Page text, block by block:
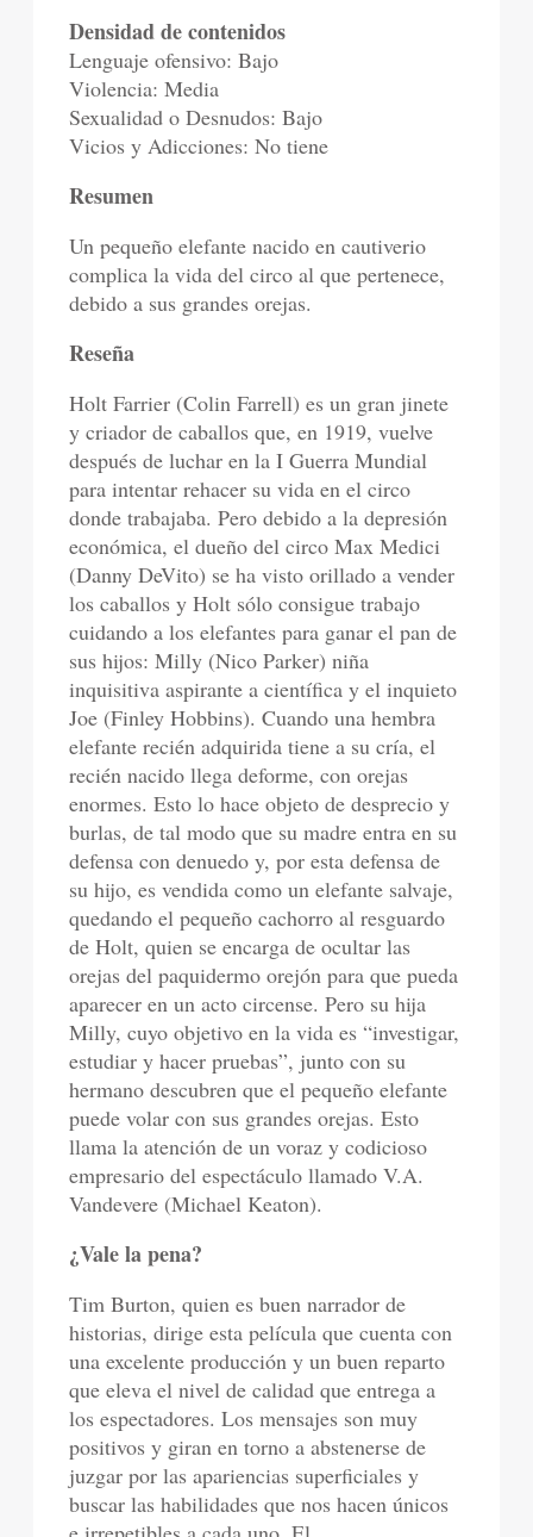
Densidad de contenidos
Lenguaje ofensivo: Bajo
Violencia: Media
Sexualidad o Desnudos: Bajo
Vicios y Adicciones: No tiene
Resumen
Un pequeño elefante nacido en cautiverio
complica la vida del circo al que pertenece,
debido a sus grandes orejas.
Reseña
Holt Farrier (Colin Farrell) es un gran jinete
y criador de caballos que, en 1919, vuelve
después de luchar en la I Guerra Mundial
para intentar rehacer su vida en el circo
donde trabajaba. Pero debido a la depresión
económica, el dueño del circo Max Medici
(Danny DeVito) se ha visto orillado a vender
los caballos y Holt sólo consigue trabajo
cuidando a los elefantes para ganar el pan de
sus hijos: Milly (Nico Parker) niña
inquisitiva aspirante a científica y el inquieto
Joe (Finley Hobbins). Cuando una hembra
elefante recién adquirida tiene a su cría, el
recién nacido llega deforme, con orejas
enormes. Esto lo hace objeto de desprecio y
burlas, de tal modo que su madre entra en su
defensa con denuedo y, por esta defensa de
su hijo, es vendida como un elefante salvaje,
quedando el pequeño cachorro al resguardo
de Holt, quien se encarga de ocultar las
orejas del paquidermo orejón para que pueda
aparecer en un acto circense. Pero su hija
Milly, cuyo objetivo en la vida es “investigar,
estudiar y hacer pruebas”, junto con su
hermano descubren que el pequeño elefante
puede volar con sus grandes orejas. Esto
llama la atención de un voraz y codicioso
empresario del espectáculo llamado V.A.
Vandevere (Michael Keaton).
¿Vale la pena?
Tim Burton, quien es buen narrador de
historias, dirige esta película que cuenta con
una excelente producción y un buen reparto
que eleva el nivel de calidad que entrega a
los espectadores. Los mensajes son muy
positivos y giran en torno a abstenerse de
juzgar por las apariencias superficiales y
buscar las habilidades que nos hacen únicos